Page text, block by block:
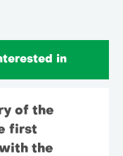
in
of the
first
the